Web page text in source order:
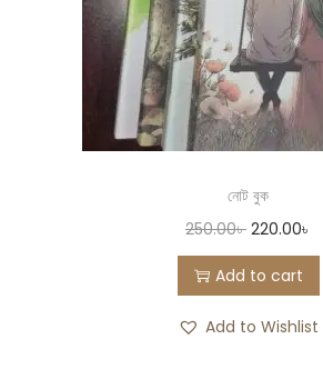
নোট বুক
250.00৳ 220.00৳
Add to cart
Add to Wishlist